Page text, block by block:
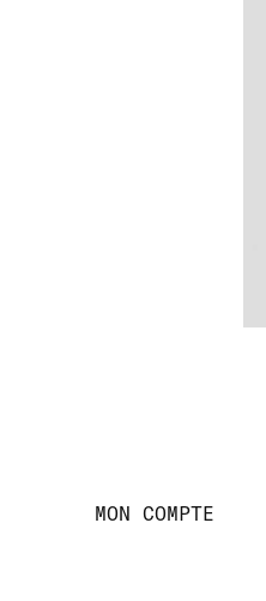
MON COMPTE